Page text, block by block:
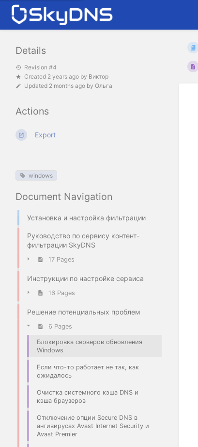
windows
Document Navigation
Установка и настройка фильтрации
Руководство по сервису контент-
фильтрации SkyDNS
17 Pages
Инструкции по настройке сервиса
16 Pages
Решение потенциальных проблем
6 Pages
Блокировка серверов обновления
Windows
Если что-то работает не так, как
ожидалось
Очистка системного кэша DNS и
кэша браузеров
Отключение опции Secure DNS в
антивирусах Avast Internet Security и
Avast Premier
Details
Revision #4
Created 2 years ago by Виктор
Updated 2 months ago by Ольга
Actions
Export